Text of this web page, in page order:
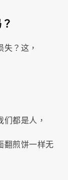
？这，
都是人，
翻煎饼一样无